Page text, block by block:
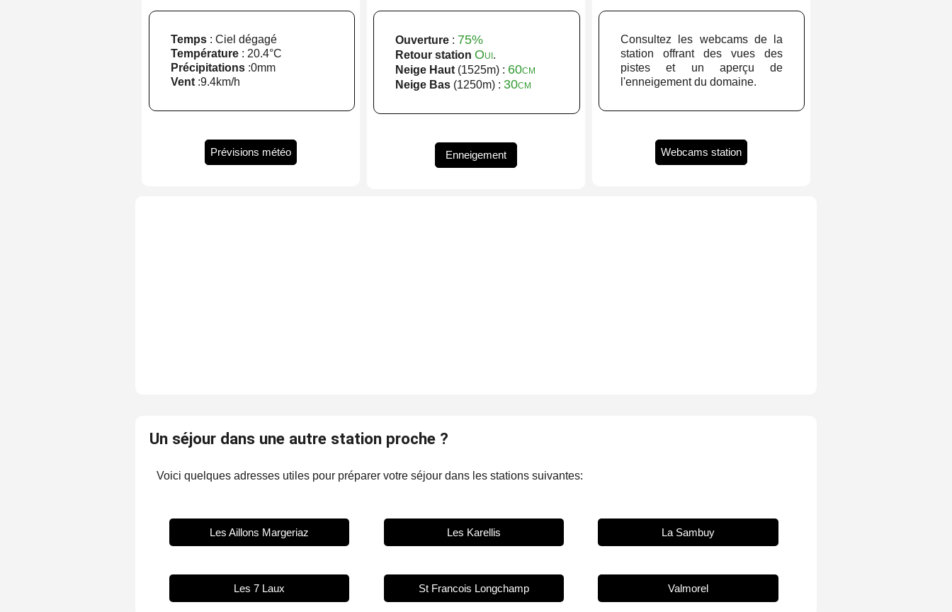
Temps: Ciel dégagé
Température: 20.4°C
Précipitations:0mm
Vent:9.4km/h
Prévisions météo
Ouverture : 75%
Retour station Oui.
Neige Haut (1525m) : 60cm
Neige Bas (1250m) : 30cm
Enneigement
Consultez les webcams de la
station offrant des vues des
pistes et un aperçu de
l'enneigement du domaine.
Webcams station
Un séjour dans une autre station proche ?
Voici quelques adresses utiles pour préparer votre séjour dans les stations suivantes:
Les Aillons Margeriaz Les Karellis La Sambuy
Les 7 Laux St Francois Longchamp Valmorel